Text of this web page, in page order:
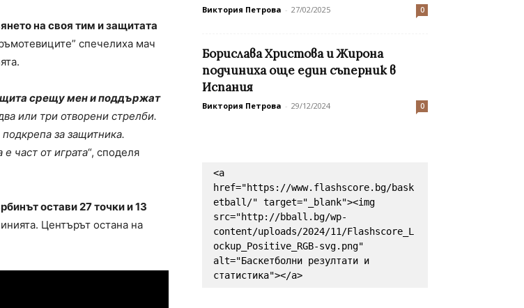
на своя тим и защитата
спечелиха мач
срещу мен и поддържат
или три отворени стрелби.
за защитника.
част от играта“, споделя
остави 27 точки и 13
Центърът остана на
Виктория Петрова - 27/02/2025 0
Борислава Христова и Жирона
подчиниха още един съперник в
Испания
Виктория Петрова - 29/12/2024 0
<a
href="https://www.flashscore.bg/bask
etball/" target="_blank"><img
src="http://bball.bg/wp-
content/uploads/2024/11/Flashscore_L
ockup_Positive_RGB-svg.png"
alt="Баскетболни резултати и
статистика"></a>